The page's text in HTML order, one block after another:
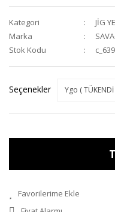
Kategori
JİG
Marka
Stok Kodu
Seçenekler